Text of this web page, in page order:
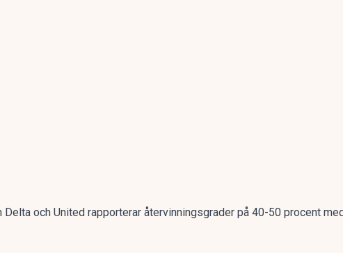
och United rapporterar återvinningsgrader på 40-50 procent